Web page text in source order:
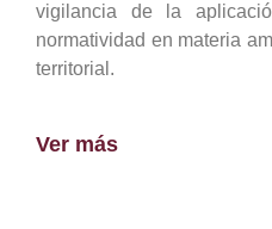
vigilancia de la
normatividad en materia
territorial.
Ver más